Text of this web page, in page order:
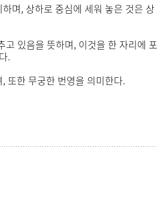
며, 상하로 중심에 세워 놓은 것은 상
있음을 뜻하며, 이것을 한 자리에 포
.
또한 무궁한 번영을 의미한다.